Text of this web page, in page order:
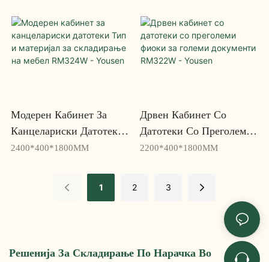
Модерен Кабинет За
Канцелариски Датотеки
Тип И Материјал За
RM324W - Yousen
2400*400*1800MM
Дрвен Кабинет Со
Датотеки Со Преголеми
Фиоки За Големи
2200*400*1800MM
1 2 3
Решенија За Складирање По Нарачка Во